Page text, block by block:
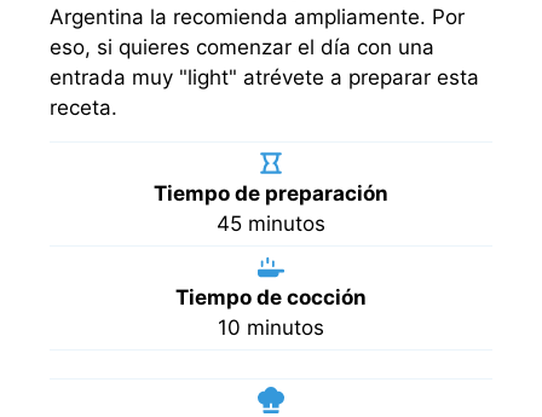
Argentina la recomienda ampliamente. Por
eso, si quieres comenzar el día con una
entrada muy "light" atrévete a preparar esta
receta.
Tiempo de preparación
45minutos
minutos
Tiempo de cocción
10 minutos
minutos